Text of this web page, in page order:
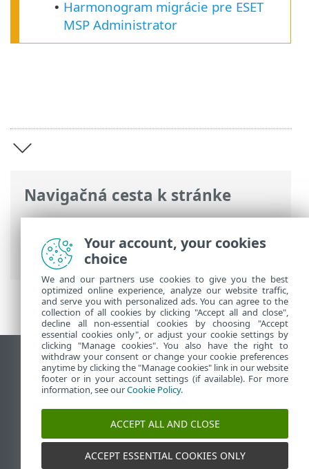
Navigačná cesta k stránke
ESET Online pomocník>ESET PROTECT
On-Prem
>Predstavenie programu ESET
PROTECT On-Prem
• Harmonogram migrácie pre ESET
MSP Administrator
Zobraziť stránku ako na počítači
End of Life
Databáza znalostí ESET
ESET Fórum
ESET Status Portal
Technická podpora
Your account, your cookies
choice
We and our partners use cookies to give you the best
optimized online experience, analyze our website traffic,
and serve you with personalized ads. You can agree to the
collection of all cookies by clicking "Accept all and close",
decline all non-essential cookies by choosing "Accept
essential cookies only", or adjust your cookie settings by
clicking "Manage cookies". You also have the right to
withdraw your consent or change your cookie preferences
anytime by clicking the "Manage cookies" link in our website
footer or in your account settings (if available). For more
information, see ourCookie Policy.
ACCEPT ALL AND CLOSE
ACCEPT ESSENTIAL COOKIES ONLY